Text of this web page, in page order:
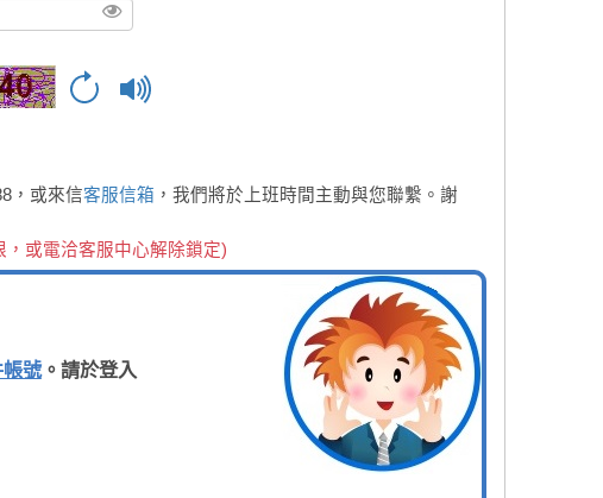
，或來信客服信箱 ，我們將於上班時間主動與您聯繫。謝
或電洽客服中心解除鎖定)
號。請於登入